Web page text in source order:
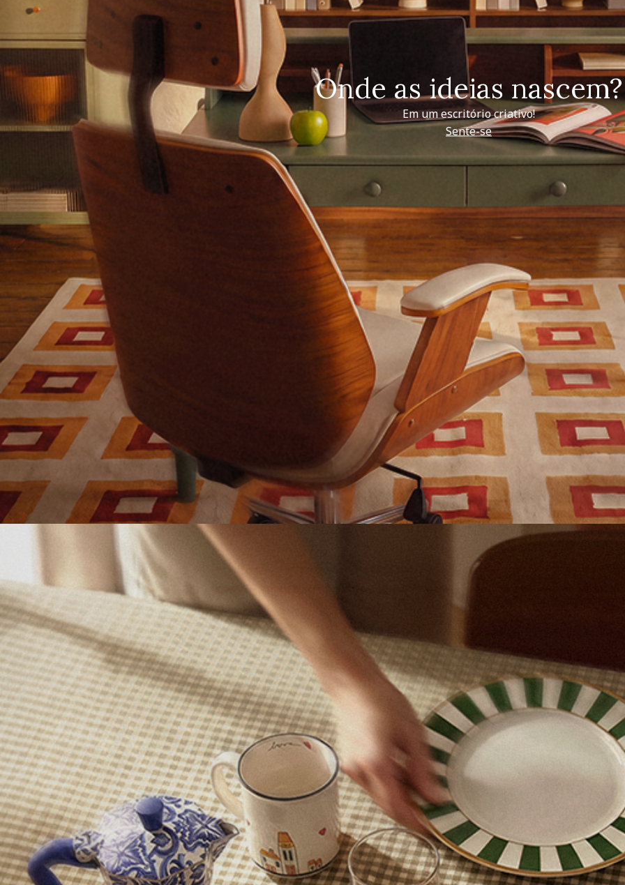
Onde as ideias nascem?
Em um escritório criativo!
Sente-se